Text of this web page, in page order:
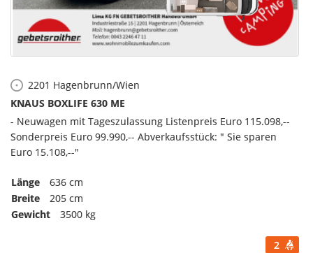
2201 Hagenbrunn/Wien
KNAUS BOXLIFE 630 ME
- Neuwagen mit Tageszulassung Listenpreis Euro 115.098,--
Sonderpreis Euro 99.990,-- Abverkaufsstück: " Sie sparen
Euro 15.108,--"
Länge
636 cm
Breite
205 cm
Gewicht
3500 kg
2